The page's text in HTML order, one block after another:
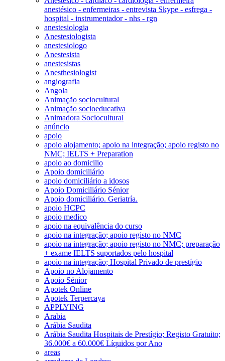
anestésico - enfermeiras - entrevista Skype - esfrega -
hospital - instrumentador - nhs - rgn
anestesiologia
Anestesiologista
anestesiologo
Anestesista
anestesistas
Anesthesiologist
angiografia
Angola
Animação sociocultural
Animação socioeducativa
Animadora Sociocultural
anúncio
apoio
apoio alojamento; apoio na integração; apoio registo no
NMC; IELTS + Preparation
apoio ao domicilio
Apoio domiciliário
apoio domiciliário a idosos
Apoio Domiciliário Sénior
Apoio domiciliário. Geriatría.
apoio HCPC
apoio medico
apoio na equivalência do curso
apoio na integração; apoio registo no NMC
apoio na integração; apoio registo no NMC; preparação
+ exame IELTS suportados pelo hospital
apoio na integração; Hospital Privado de prestígio
Apoio no Alojamento
Apoio Sénior
Apotek Online
Apotek Terpercaya
APPLYING
Arabia
Arábia Saudita
Arábia Saudita Hospitais de Prestígio; Registo Gratuito;
36.000€ a 60.000€ Líquidos por Ano
areas